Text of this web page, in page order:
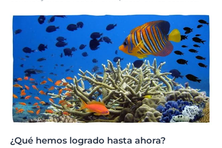
¿Qué hemos logrado hasta ahora?